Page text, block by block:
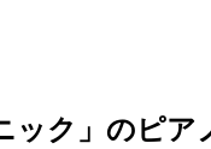
ック」のピア